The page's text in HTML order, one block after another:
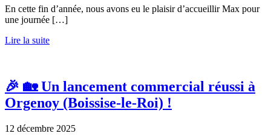
En cette fin d’année, nous avons eu le plaisir d’accueillir Max pour
une journée […]
Lire la suite
🎉 🏡 Un lancement commercial réussi à
Orgenoy (Boissise-le-Roi) !
12 décembre 2025